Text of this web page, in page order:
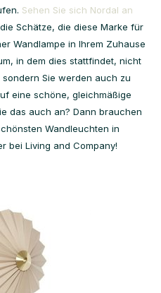
Sehen Sie sich Nordal an
Schätze, die diese Marke für
Wandlampe in Ihrem Zuhause
in dem dies stattfindet, nicht
Sie werden auch zu
eine schöne, gleichmäßige
das auch an? Dann brauchen
Wandleuchten in
bei Living and Company!